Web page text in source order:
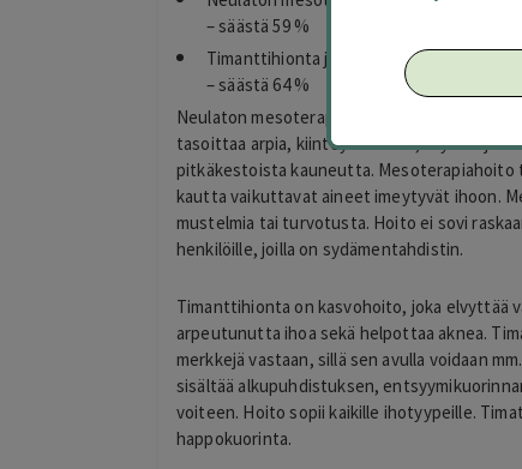
– säästä 59 %
Timanttihionta ja AHA-happokuorinta 29 €
– säästä 64 %
Neulaton mesoterapiahoito sopii kaikille
tasoittaa arpia, kiinteyttää ihoa, täyttää
pitkäkestoista kauneutta. Mesoterapiahoito
kautta vaikuttavat aineet imeytyvät ihoon.
mustelmia tai turvotusta. Hoito ei sovi
henkilöille, joilla on sydämentahdistin.
Timanttihionta on kasvohoito, joka elvyttää
arpeutunutta ihoa sekä helpottaa aknea.
merkkejä vastaan, sillä sen avulla voidaan
sisältää alkupuhdistuksen,
voiteen. Hoito sopii kaikille ihotyypeille.
happokuorinta.